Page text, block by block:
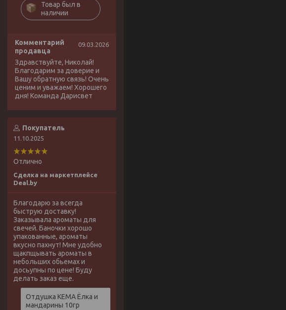
Товар был в
наличии
Комментарий
продавца
09.03.2026
Здравствуйте, Николай!
Благодарим за доверие и
Вашу обратную связь! Очень
ценим и уважаем! Хорошего
дня! Команда Дарисвет
Покупатель
11.10.2025
Отлично
Сделка на маркетплейсе
Deal.by
Благодарю за всегда
быструю доставку!
Заказывала ароматы для
свечей. Баночки хорошо
упакованные, ароматы
вкусно пахнут! Мне удобно
щакпщывать ароматы в
небольших обьемах и
досьупны по цене! Буду
делать заказ еще.
Отдушка КЕМА Ёлка и
мандарины 10гр